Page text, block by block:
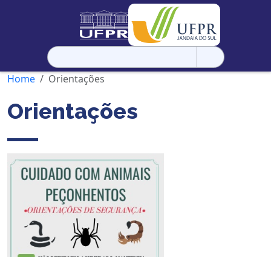
Pesquisar
por:
Home
Orientações
Orientações